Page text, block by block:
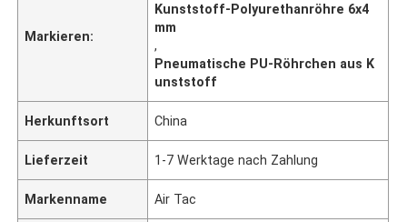
Markieren:
Kunststoff-Polyurethanröhre 6x4
mm
,
Pneumatische PU-Röhrchen aus K
unststoff
Herkunftsort China
Lieferzeit 1-7 Werktage nach Zahlung
Markenname Air Tac